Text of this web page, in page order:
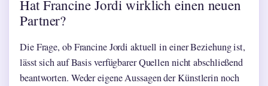
Hat Francine Jordi wirklich einen neuen
Partner?
Die Frage, ob Francine Jordi aktuell in einer Beziehung ist,
lässt sich auf Basis verfügbarer Quellen nicht abschließend
beantworten. Weder eigene Aussagen der Künstlerin noch